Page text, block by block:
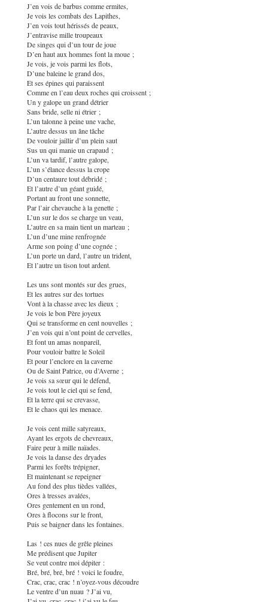
J’en vois de barbus comme ermites,
Je vois les combats des Lapithes,
J’en vois tout hérissés de peaux,
J’entravise mille troupeaux
De singes qui d’un tour de joue
D’en haut aux hommes font la moue ;
Je vois, je vois parmi les flots,
D’une baleine le grand dos,
Et ses épines qui paraissent
Comme en l’eau deux roches qui croissent ;
Un y galope un grand détrier
Sans bride, selle ni étrier ;
L’un talonne à peine une vache,
L’autre dessus un âne tâche
De vouloir jaillir d’un plein saut
Sus un qui manie un crapaud ;
L’un va tardif, l’autre galope,
L’un s’élance dessus la crope
D’un centaure tout débridé ;
Et l’autre d’un géant guidé,
Portant au front une sonnette,
Par l’air chevauche à la genette ;
L’un sur le dos se charge un veau,
L’autre en sa main tient un marteau ;
L’un d’une mine renfrognée
Arme son poing d’une cognée ;
L’un porte un dard, l’autre un trident,
Et l’autre un tison tout ardent.
Les uns sont montés sur des grues,
Et les autres sur des tortues
Vont à la chasse avec les dieux ;
Je vois le bon Père joyeux
Qui se transforme en cent nouvelles ;
J’en vois qui n’ont point de cervelles,
Et font un amas nonpareil,
Pour vouloir battre le Soleil
Et pour l’enclore en la caverne
Ou de Saint Patrice, ou d’Averne ;
Je vois sa sœur qui le défend,
Je vois tout le ciel qui se fend,
Et la terre qui se crevasse,
Et le chaos qui les menace.
Je vois cent mille satyreaux,
Ayant les ergots de chevreaux,
Faire peur à mille naïades.
Je vois la danse des dryades
Parmi les forêts trépigner,
Et maintenant se repeigner
Au fond des plus tièdes vallées,
Ores à tresses avalées,
Ores gentement en un rond,
Ores à flocons sur le front,
Puis se baigner dans les fontaines.
Las ! ces nues de grêle pleines
Me prédisent que Jupiter
Se veut contre moi dépiter :
Bré, bré, bré, bré ! voici le foudre,
Crac, crac, crac ! n’oyez-vous découdre
Le ventre d’un nuau ? J’ai vu,